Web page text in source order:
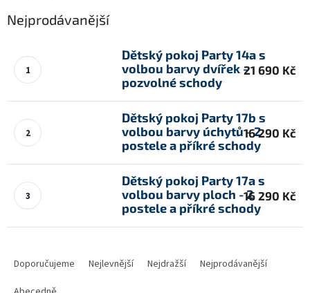
Nejprodávanější
Dětský pokoj Party 14a s
volbou barvy dvířek -
pozvolné schody
21 690 Kč
Dětský pokoj Party 17b s
volbou barvy úchytů - 2
postele a příkré schody
16 290 Kč
Dětský pokoj Party 17a s
volbou barvy ploch - 2
postele a příkré schody
16 290 Kč
Doporučujeme Nejlevnější Nejdražší
Nejprodávanější